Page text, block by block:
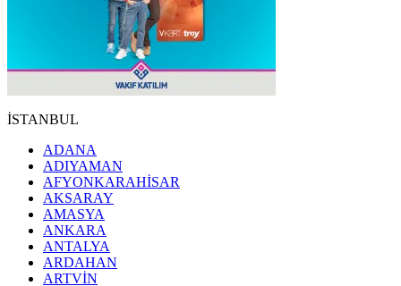
İSTANBUL
ADANA
ADIYAMAN
AFYONKARAHİSAR
AKSARAY
AMASYA
ANKARA
ANTALYA
ARDAHAN
ARTVİN